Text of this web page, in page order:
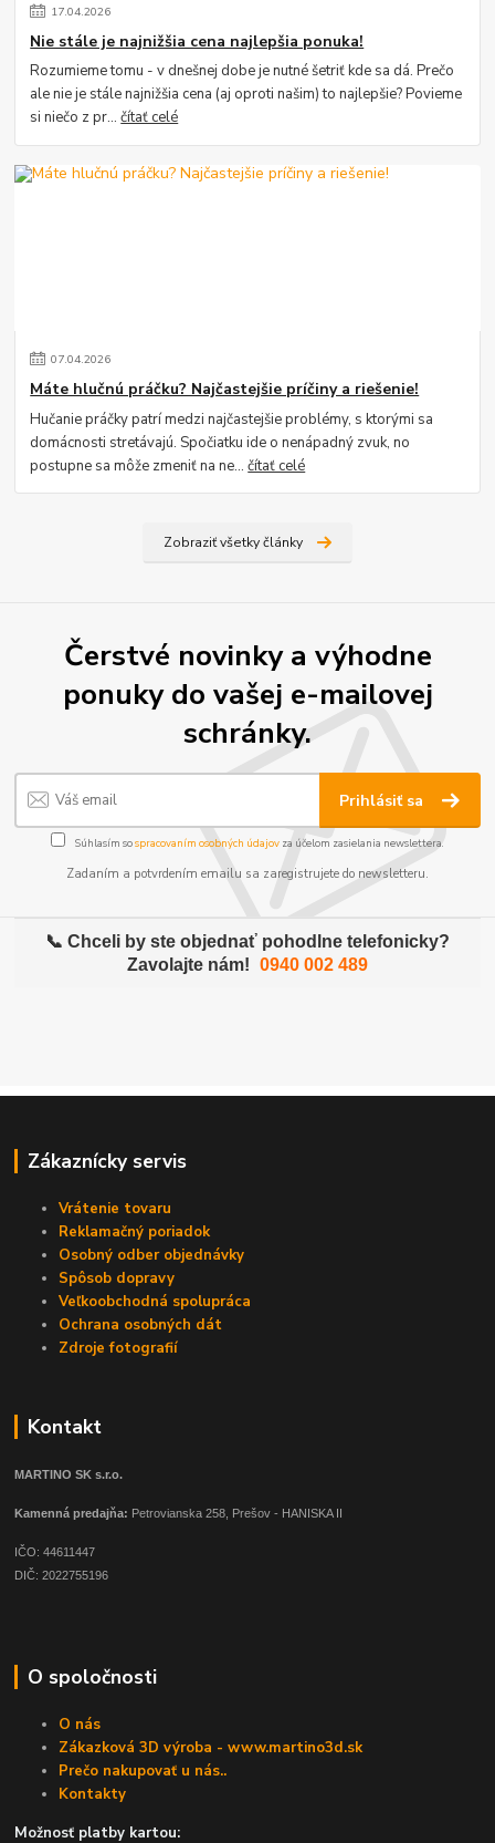
17.04.2026
Nie stále je najnižšia cena najlepšia ponuka!
Rozumieme tomu - v dnešnej dobe je nutné šetriť kde sa dá. Prečo
ale nie je stále najnižšia cena (aj oproti našim) to najlepšie? Povieme
si niečo z pr...čítať celé
07.04.2026
Máte hlučnú práčku? Najčastejšie príčiny a riešenie!
Hučanie práčky patrí medzi najčastejšie problémy, s ktorými sa
domácnosti stretávajú. Spočiatku ide o nenápadný zvuk, no
postupne sa môže zmeniť na ne...čítať celé
Zobraziť všetky články
Čerstvé novinky a výhodne
ponuky do vašej e-mailovej
schránky.
Prihlásiť sa
Súhlasím sospracovaním osobných údajov za účelom zasielania newslettera.
Zadaním a potvrdením emailu sa zaregistrujete do newsletteru.
📞 Chceli by ste objednať pohodlne telefonicky?
Zavolajte nám! 0940 002 489
Zákaznícky servis
Vrátenie tovaru
Reklamačný poriadok
Osobný odber objednávky
Spôsob dopravy
Veľkoobchodná spolupráca
Ochrana osobných dát
Zdroje fotografií
Kontakt
MARTINO SK s.r.o.
Kamenná predajňa: Petrovianska 258, Prešov - HANISKA II
IČO: 44611447
DIČ: 2022755196
O spoločnosti
O nás
Zákazková 3D výroba - www.martino3d.sk
Prečo nakupovať u nás..
Kontakty
Možnosť platby kartou: